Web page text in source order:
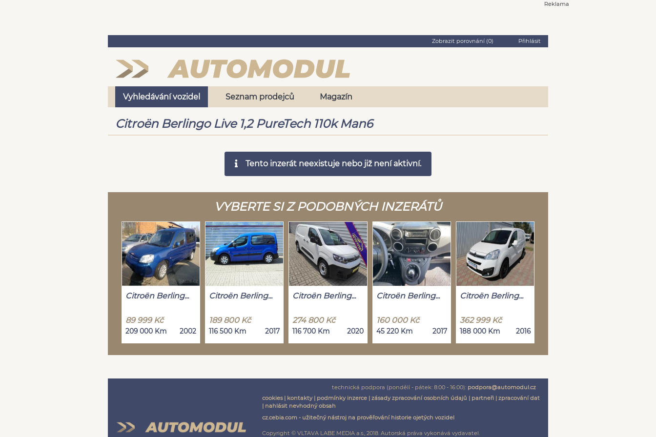
Reklama
Zobrazit porovnání (0) Přihlásit
Vyhledávání vozidel Seznam prodejců Magazín
Citroën Berlingo Live 1,2 PureTech 110k Man6
Tento inzerát neexistuje nebo již není aktivní.
VYBERTE SI Z PODOBNÝCH INZERÁTŮ
Citroën Berling...
89 999 Kč
209 000 Km 2002
Citroën Berling...
189 800 Kč
116 500 Km 2017
Citroën Berling...
274 800 Kč
116 700 Km 2020
Citroën Berling...
160 000 Kč
45 220 Km 2017
Citroën Berling...
362 999 Kč
188 000 Km 2016
technická podpora (pondělí - pátek: 8:00 - 16:00): podpora@automodul.cz
cookies| kontakty| podmínky inzerce| zásady zpracování osobních údajů | partneři| zpracování dat
| nahlásit nevhodný obsah
cz.cebia.com - užitečný nástroj na prověřování historie ojetých vozidel
Copyright © VLTAVA LABE MEDIA a.s., 2018. Autorská práva vykonává vydavatel.